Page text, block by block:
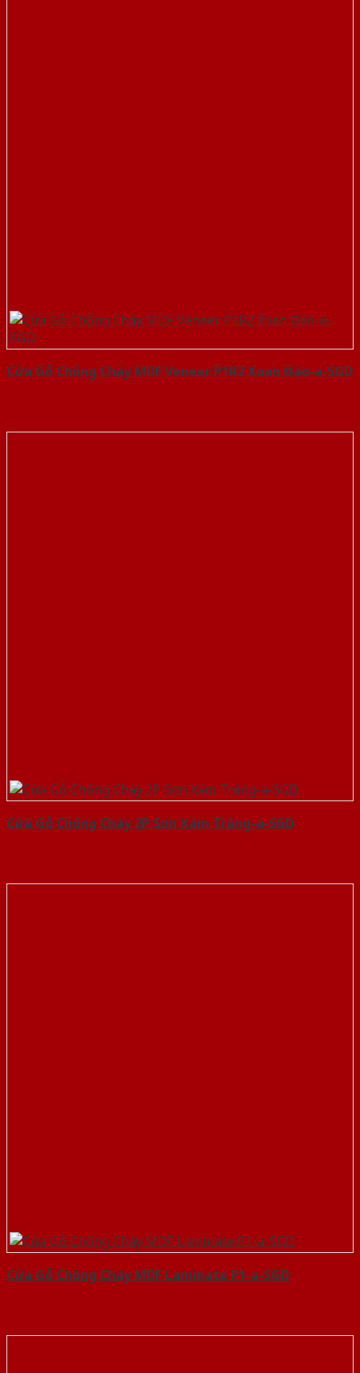
Cửa Gỗ Chống Cháy MDF Veneer P1R2 Xoan Đào-a-SGD
Cửa Gỗ Chống Cháy 2P Sơn Xám Trắng-a-SGD
Cửa Gỗ Chống Cháy MDF Laminate P1-a-SGD